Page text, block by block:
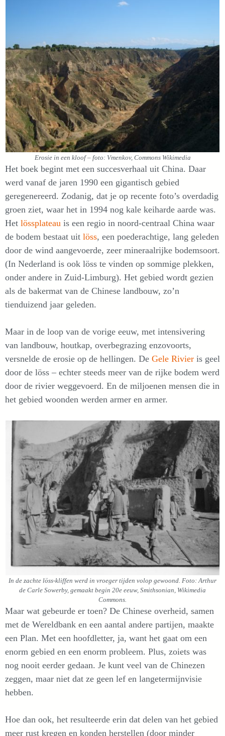
Erosie in een kloof – foto: Vmenkov, Commons Wikimedia
Het boek begint met een succesverhaal uit China. Daar
werd vanaf de jaren 1990 een gigantisch gebied
geregenereerd. Zodanig, dat je op recente foto’s overdadig
groen ziet, waar het in 1994 nog kale keiharde aarde was.
Het lössplateau is een regio in noord-centraal China waar
de bodem bestaat uit löss, een poederachtige, lang geleden
door de wind aangevoerde, zeer mineraalrijke bodemsoort.
(In Nederland is ook löss te vinden op sommige plekken,
onder andere in Zuid-Limburg). Het gebied wordt gezien
als de bakermat van de Chinese landbouw, zo’n
tienduizend jaar geleden.
Maar in de loop van de vorige eeuw, met intensivering
van landbouw, houtkap, overbegrazing enzovoorts,
versnelde de erosie op de hellingen. De Gele Rivier is geel
door de löss – echter steeds meer van de rijke bodem werd
door de rivier weggevoerd. En de miljoenen mensen die in
het gebied woonden werden armer en armer.
In de zachte löss-kliffen werd in vroeger tijden volop gewoond. Foto: Arthur
de Carle Sowerby, gemaakt begin 20e eeuw, Smithsonian, Wikimedia
Commons.
Maar wat gebeurde er toen? De Chinese overheid, samen
met de Wereldbank en een aantal andere partijen, maakte
een Plan. Met een hoofdletter, ja, want het gaat om een
enorm gebied en een enorm probleem. Plus, zoiets was
nog nooit eerder gedaan. Je kunt veel van de Chinezen
zeggen, maar niet dat ze geen lef en langetermijnvisie
hebben.
Hoe dan ook, het resulteerde erin dat delen van het gebied
meer rust kregen en konden herstellen (door minder